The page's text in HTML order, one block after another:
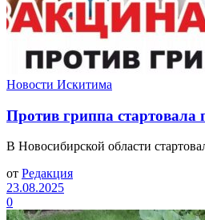
Новости Искитима
Против гриппа стартовала
В Новосибирской области
от Редакция
23.08.2025
0